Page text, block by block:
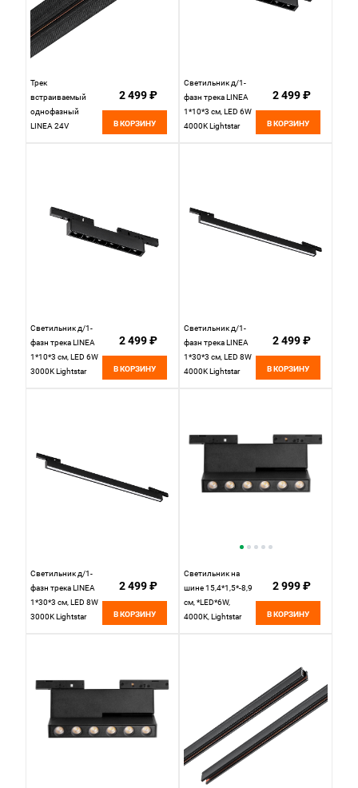
Трек
встраиваемый
однофазный
LINEA 24V
2 499 ₽
В КОРЗИНУ
Светильник д/1-
фазн трека LINEA
1*10*3 см, LED 6W
4000K Lightstar
2 499 ₽
В КОРЗИНУ
Светильник д/1-
фазн трека LINEA
1*10*3 см, LED 6W
3000K Lightstar
2 499 ₽
В КОРЗИНУ
Светильник д/1-
фазн трека LINEA
1*30*3 см, LED 8W
4000K Lightstar
2 499 ₽
В КОРЗИНУ
Светильник д/1-
фазн трека LINEA
1*30*3 см, LED 8W
3000K Lightstar
2 499 ₽
В КОРЗИНУ
Светильник на
шине 15,4*1,5*-8,9
см, *LED*6W,
4000K, Lightstar
2 999 ₽
В КОРЗИНУ